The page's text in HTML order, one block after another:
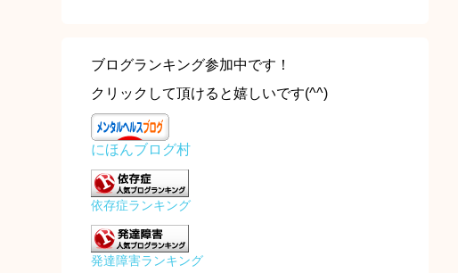
ブログランキング参加中です！
クリックして頂けると嬉しいです(^^)
にほんブログ村
依存症ランキング
発達障害ランキング